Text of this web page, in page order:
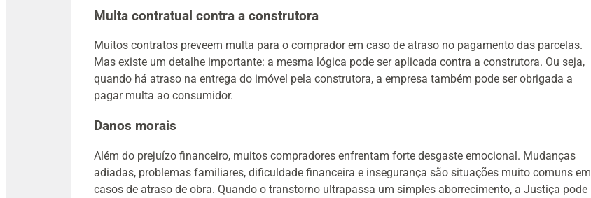
Multa contratual contra a construtora
Muitos contratos preveem multa para o comprador em caso de atraso no pagamento das parcelas.
Mas existe um detalhe importante: a mesma lógica pode ser aplicada contra a construtora. Ou seja,
quando há atraso na entrega do imóvel pela construtora, a empresa também pode ser obrigada a
pagar multa ao consumidor.
Danos morais
Além do prejuízo financeiro, muitos compradores enfrentam forte desgaste emocional. Mudanças
adiadas, problemas familiares, dificuldade financeira e insegurança são situações muito comuns em
casos de atraso de obra. Quando o transtorno ultrapassa um simples aborrecimento, a Justiça pode